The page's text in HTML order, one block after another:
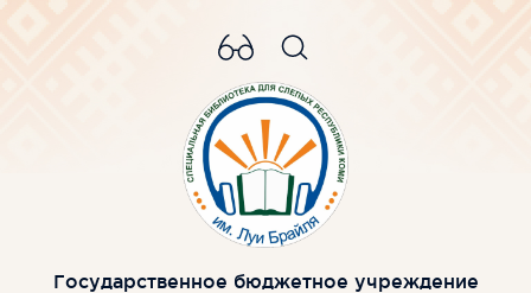
Государственное бюджетное учреждение